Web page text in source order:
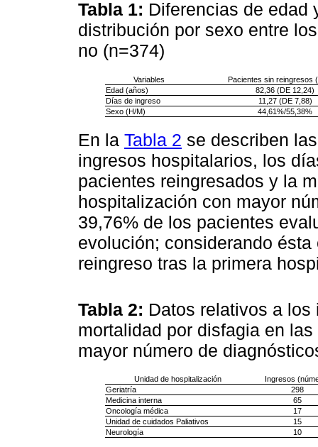
Tabla 1: Diferencias de edad
distribución por sexo entre
no (n=374)
Variables
Pacientes sin reingresos
Edad (años)
82,36 (DE 12,24)
Días de ingreso
11,27 (DE 7,88)
Sexo (H/M)
44,61%/55,38%
En la Tabla 2 se describen
ingresos hospitalarios, los
pacientes reingresados y la
hospitalización con mayor
39,76% de los pacientes
evolución; considerando
reingreso tras la primera
Tabla 2: Datos relativos a
mortalidad por disfagia en
mayor número de
Unidad de hospitalización
Ingresos
Geriatría
298
Medicina interna
65
Oncología médica
17
Unidad de cuidados Paliativos
15
Neurología
10